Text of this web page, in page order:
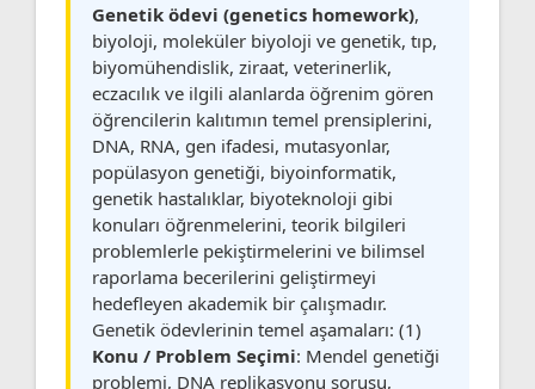
Genetik ödevi (genetics homework),
biyoloji, moleküler biyoloji ve genetik, tıp,
biyomühendislik, ziraat, veterinerlik,
eczacılık ve ilgili alanlarda öğrenim gören
öğrencilerin kalıtımın temel prensiplerini,
DNA, RNA, gen ifadesi, mutasyonlar,
popülasyon genetiği, biyoinformatik,
genetik hastalıklar, biyoteknoloji gibi
konuları öğrenmelerini, teorik bilgileri
problemlerle pekiştirmelerini ve bilimsel
raporlama becerilerini geliştirmeyi
hedefleyen akademik bir çalışmadır.
Genetik ödevlerinin temel aşamaları: (1)
Konu / Problem Seçimi: Mendel genetiği
problemi, DNA replikasyonu sorusu,